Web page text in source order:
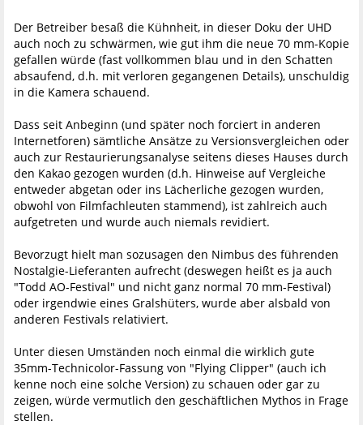
Der Betreiber besaß die Kühnheit, in dieser Doku der UHD
auch noch zu schwärmen, wie gut ihm die neue 70 mm-Kopie
gefallen würde (fast vollkommen blau und in den Schatten
absaufend, d.h. mit verloren gegangenen Details), unschuldig
in die Kamera schauend.
Dass seit Anbeginn (und später noch forciert in anderen
Internetforen) sämtliche Ansätze zu Versionsvergleichen oder
auch zur Restaurierungsanalyse seitens dieses Hauses durch
den Kakao gezogen wurden (d.h. Hinweise auf Vergleiche
entweder abgetan oder ins Lächerliche gezogen wurden,
obwohl von Filmfachleuten stammend), ist zahlreich auch
aufgetreten und wurde auch niemals revidiert.
Bevorzugt hielt man sozusagen den Nimbus des führenden
Nostalgie-Lieferanten aufrecht (deswegen heißt es ja auch
"Todd AO-Festival" und nicht ganz normal 70 mm-Festival)
oder irgendwie eines Gralshüters, wurde aber alsbald von
anderen Festivals relativiert.
Unter diesen Umständen noch einmal die wirklich gute
35mm-Technicolor-Fassung von "Flying Clipper" (auch ich
kenne noch eine solche Version) zu schauen oder gar zu
zeigen, würde vermutlich den geschäftlichen Mythos in Frage
stellen.